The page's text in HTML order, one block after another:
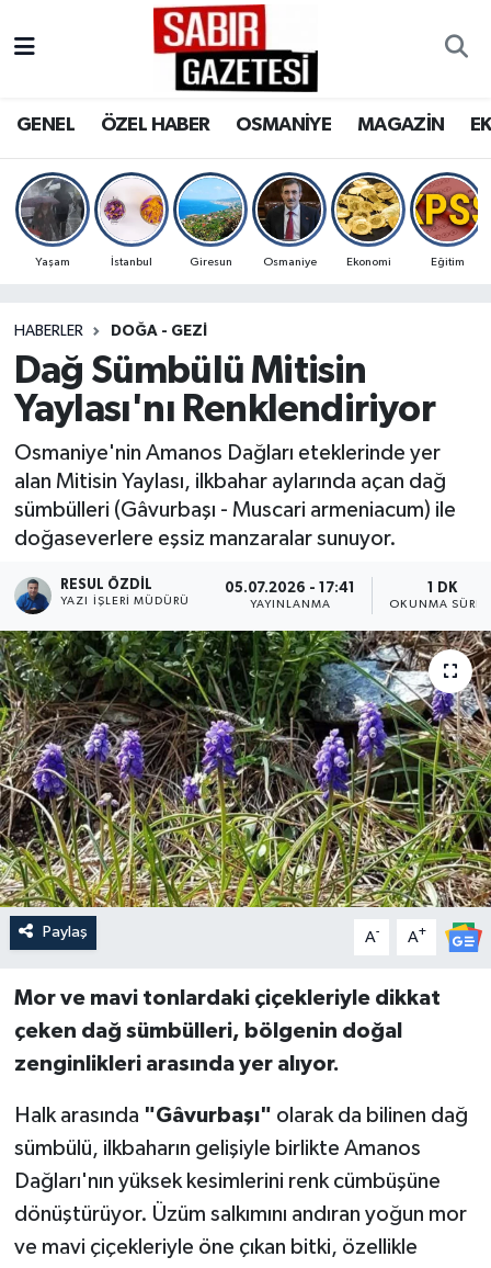
GENEL ÖZEL HABER OSMANİYE MAGAZİN
Yaşam İstanbul Giresun Osmaniye Ekonomi Eğitim
HABERLER DOĞA - GEZI
Dağ Sümbülü Mitisin
Yaylası'nı Renklendiriyor
Osmaniye'nin Amanos Dağları eteklerinde yer
alan Mitisin Yaylası, ilkbahar aylarında açan dağ
sümbülleri (Gâvurbaşı - Muscari armeniacum) ile
doğaseverlere eşsiz manzaralar sunuyor.
RESUL ÖZDIL
YAZI İŞLERI MÜDÜRÜ
05.07.2026 - 17:41
YAYINLANMA
1 DK
OKUNMA
Paylaş A- A+
Mor ve mavi tonlardaki çiçekleriyle dikkat
çeken dağ sümbülleri, bölgenin doğal
zenginlikleri arasında yer alıyor.
Halk arasında "Gâvurbaşı" olarak da bilinen dağ
sümbülü, ilkbaharın gelişiyle birlikte Amanos
Dağları'nın yüksek kesimlerini renk cümbüşüne
dönüştürüyor. Üzüm salkımını andıran yoğun mor
ve mavi çiçekleriyle öne çıkan bitki, özellikle
OSMANİYE
MAGAZİN
SPOR
RESMİ İLANLAR
Osmaniye Nöbetçi Eczaneler
Osmaniye Trafik Yoğunluk Haritası
Süper Lig Puan Durumu ve Fikstür
Son Dakika Haberleri
Haber Arşivi